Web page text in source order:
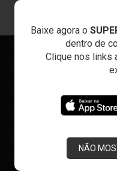
Baixe agora o
dentro de
Clique nos links
NÃO